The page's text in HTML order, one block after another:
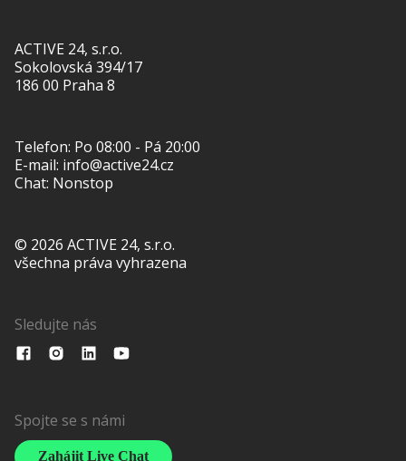
ACTIVE 24, s.r.o.
Sokolovská 394/17
186 00 Praha 8
Telefon: Po 08:00 - Pá 20:00
E-mail: info@active24.cz
Chat: Nonstop
© 2026 ACTIVE 24, s.r.o.
všechna práva vyhrazena
Sledujte nás
Spojte se s námi
Zahájit Live Chat